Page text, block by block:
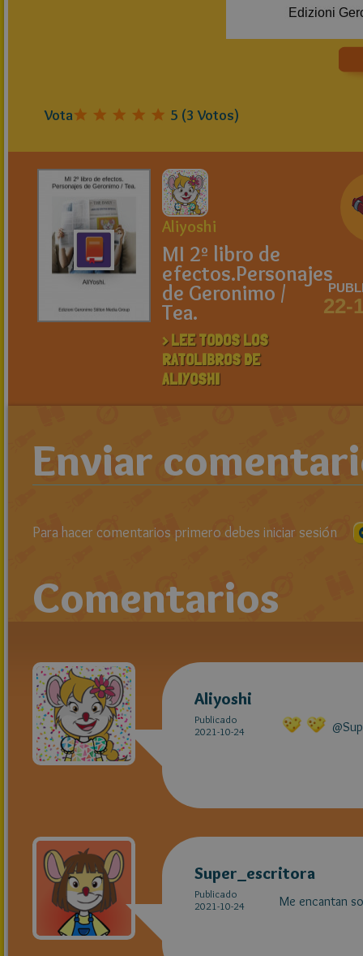
Vota 5 (3 Votos)
Aliyoshi
MI 2º libro de
efectos.Personajes
de Geronimo /
Tea.
> LEE TODOS LOS
RATOLIBROS DE
ALIYOSHI
22-
Enviar
Para hacer comentarios primero debes iniciar sesión
Comentarios
Aliyoshi
Publicado
2021-10-24
Super_escritora
Publicado
2021-10-24
Me encantan